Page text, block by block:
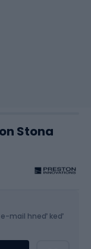
Stona
e-mail hneď keď